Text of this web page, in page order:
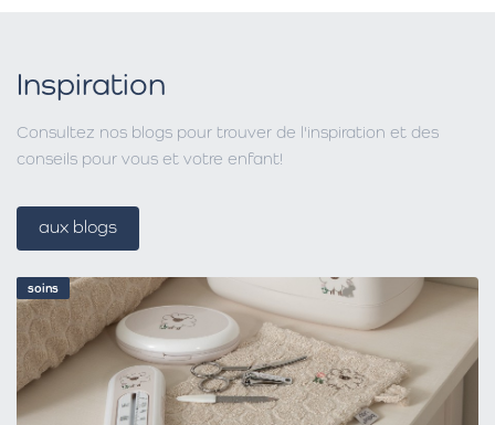
soins
Inspiration
Consultez nos blogs pour trouver de l'inspiration et des
conseils pour vous et votre enfant!
aux blogs